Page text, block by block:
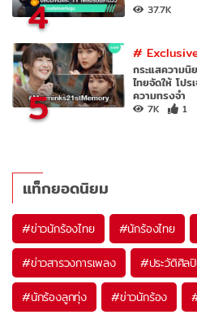
4 37.7K
5
#
กระแสความ
ไทยจัดให้ โป
ความทรงจำ
7K 1
แท็กยอดนิยม
#ข่าวนักร้องไทย #นักร้องไทย
#ข่าวสารวงการเพลง #ประวัติศิล
#นักร้องลูกทุ่ง #ข่าวนักร้อง